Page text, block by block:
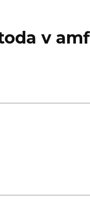
v